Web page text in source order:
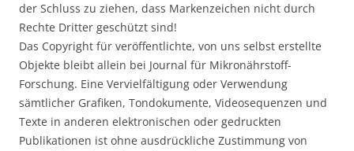
der Schluss zu ziehen, dass Markenzeichen nicht durch
Rechte Dritter geschützt sind!
Das Copyright für veröffentlichte, von uns selbst erstellte
Objekte bleibt allein bei Journal für Mikronährstoff-
Forschung. Eine Vervielfältigung oder Verwendung
sämtlicher Grafiken, Tondokumente, Videosequenzen und
Texte in anderen elektronischen oder gedruckten
Publikationen ist ohne ausdrückliche Zustimmung von